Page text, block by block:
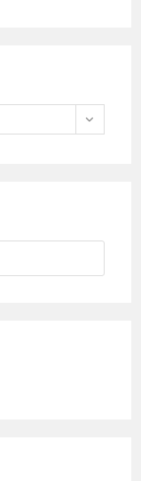
Press
to